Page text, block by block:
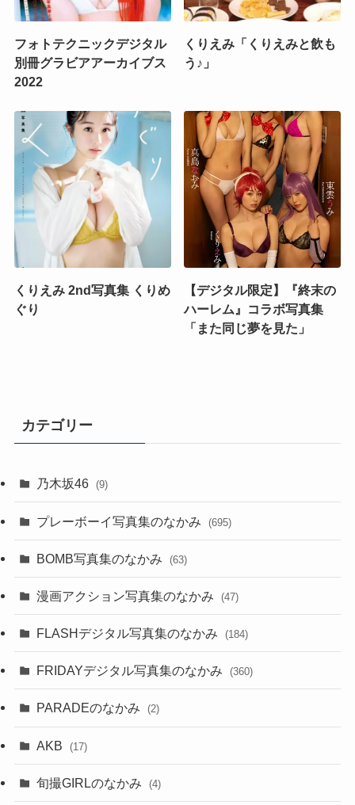
フォトテクニックデジタル
別冊グラビアアーカイブス
2022
くりえみ「くりえみと飲も
う♪」
くりえみ 2nd写真集 くりめ
ぐり
【デジタル限定】『終末の
ハーレム』コラボ写真集
「また同じ夢を見た」
カテゴリー
乃木坂46 (9)
プレーボーイ写真集のなかみ (695)
BOMB写真集のなかみ (63)
漫画アクション写真集のなかみ (47)
FLASHデジタル写真集のなかみ (184)
FRIDAYデジタル写真集のなかみ (360)
PARADEのなかみ (2)
AKB (17)
旬撮GIRLのなかみ (4)